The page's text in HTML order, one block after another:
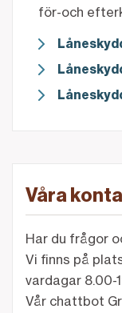
för-och
Våra
Har du frågor
Vi finns på
vardagar 8.00-
Vår chattbot